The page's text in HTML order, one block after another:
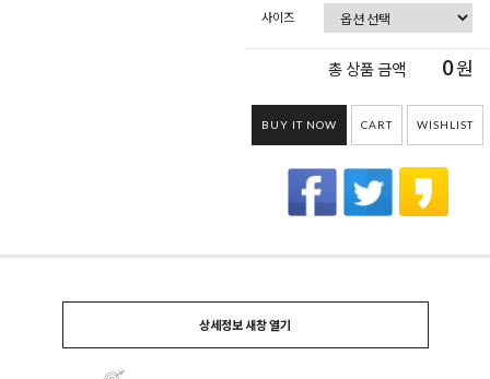
사이즈
총 상품 금액 0원
BUY IT NOW CART WISHLIST
상세정보 새창 열기